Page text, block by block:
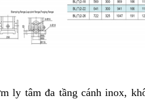
ly tâm đa tầng cánh inox,